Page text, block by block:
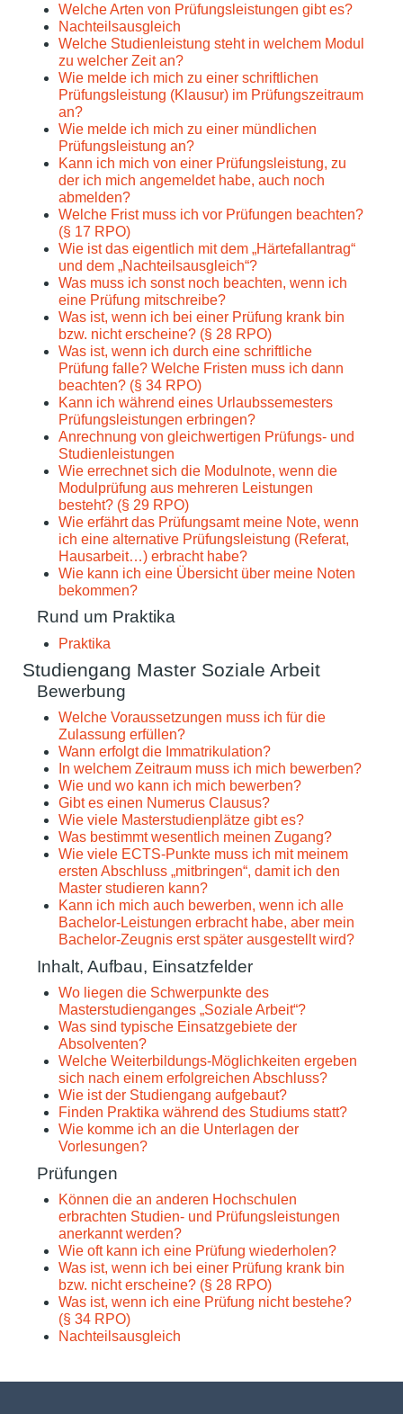
Welche Arten von Prüfungsleistungen gibt es?
Nachteilsausgleich
Welche Studienleistung steht in welchem Modul
zu welcher Zeit an?
Wie melde ich mich zu einer schriftlichen
Prüfungsleistung (Klausur) im Prüfungszeitraum
an?
Wie melde ich mich zu einer mündlichen
Prüfungsleistung an?
Kann ich mich von einer Prüfungsleistung, zu
der ich mich angemeldet habe, auch noch
abmelden?
Welche Frist muss ich vor Prüfungen beachten?
(§ 17 RPO)
Wie ist das eigentlich mit dem „Härtefallantrag“
und dem „Nachteilsausgleich“?
Was muss ich sonst noch beachten, wenn ich
eine Prüfung mitschreibe?
Was ist, wenn ich bei einer Prüfung krank bin
bzw. nicht erscheine? (§ 28 RPO)
Was ist, wenn ich durch eine schriftliche
Prüfung falle? Welche Fristen muss ich dann
beachten? (§ 34 RPO)
Kann ich während eines Urlaubssemesters
Prüfungsleistungen erbringen?
Anrechnung von gleichwertigen Prüfungs- und
Studienleistungen
Wie errechnet sich die Modulnote, wenn die
Modulprüfung aus mehreren Leistungen
besteht? (§ 29 RPO)
Wie erfährt das Prüfungsamt meine Note, wenn
ich eine alternative Prüfungsleistung (Referat,
Hausarbeit…) erbracht habe?
Wie kann ich eine Übersicht über meine Noten
bekommen?
Rund um Praktika
Praktika
Studiengang Master Soziale Arbeit
Bewerbung
Welche Voraussetzungen muss ich für die
Zulassung erfüllen?
Wann erfolgt die Immatrikulation?
In welchem Zeitraum muss ich mich bewerben?
Wie und wo kann ich mich bewerben?
Gibt es einen Numerus Clausus?
Wie viele Masterstudienplätze gibt es?
Was bestimmt wesentlich meinen Zugang?
Wie viele ECTS-Punkte muss ich mit meinem
ersten Abschluss „mitbringen“, damit ich den
Master studieren kann?
Kann ich mich auch bewerben, wenn ich alle
Bachelor-Leistungen erbracht habe, aber mein
Bachelor-Zeugnis erst später ausgestellt wird?
Inhalt, Aufbau, Einsatzfelder
Wo liegen die Schwerpunkte des
Masterstudienganges „Soziale Arbeit“?
Was sind typische Einsatzgebiete der
Absolventen?
Welche Weiterbildungs-Möglichkeiten ergeben
sich nach einem erfolgreichen Abschluss?
Wie ist der Studiengang aufgebaut?
Finden Praktika während des Studiums statt?
Wie komme ich an die Unterlagen der
Vorlesungen?
Prüfungen
Können die an anderen Hochschulen
erbrachten Studien- und Prüfungsleistungen
anerkannt werden?
Wie oft kann ich eine Prüfung wiederholen?
Was ist, wenn ich bei einer Prüfung krank bin
bzw. nicht erscheine? (§ 28 RPO)
Was ist, wenn ich eine Prüfung nicht bestehe?
(§ 34 RPO)
Nachteilsausgleich